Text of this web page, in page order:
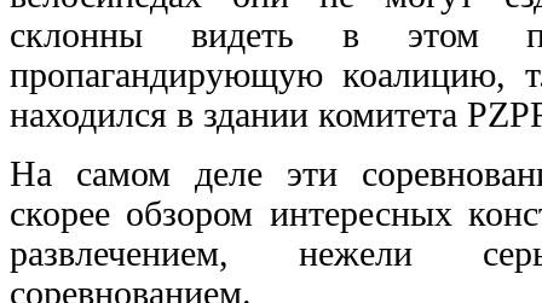
склонны видеть в этом
пропагандирующую коалицию,
находился в здании комитета
На самом деле эти
скорее обзором интересных
развлечением, нежели
соревнованием.